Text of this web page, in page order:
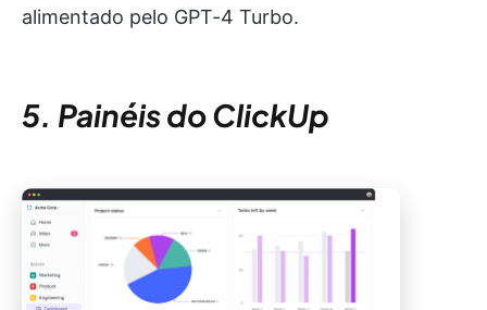
alimentado pelo GPT-4 Turbo.
5. Painéis do ClickUp